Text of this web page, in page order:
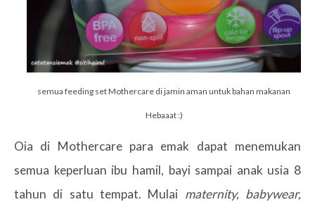
semua feeding set Mothercare di jamin aman untuk bahan makanan
Hebaaat :)
Oia di Mothercare para emak dapat menemukan
semua keperluan ibu hamil, bayi sampai anak usia 8
tahun di satu tempat. Mulai maternity, babywear,